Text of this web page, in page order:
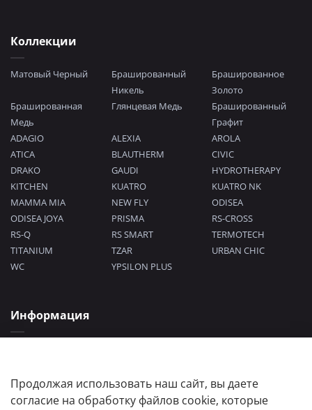
Коллекции
Матовый Черный
Брашированный
Никель
Брашированное
Золото
Брашированная
Медь
Глянцевая Медь
Брашированный
Графит
ADAGIO
ALEXIA
AROLA
ATICA
BLAUTHERM
CIVIC
DRAKO
GAUDI
HYDROTHERAPY
KITCHEN
KUATRO
KUATRO NK
MAMMA MIA
NEW FLY
ODISEA
ODISEA JOYA
PRISMA
RS-CROSS
RS-Q
RS SMART
TERMOTECH
TITANIUM
TZAR
URBAN CHIC
WC
YPSILON PLUS
Информация
Пользовательское соглашение
Продолжая использовать наш сайт, вы даете
согласие на обработку файлов cookie, которые